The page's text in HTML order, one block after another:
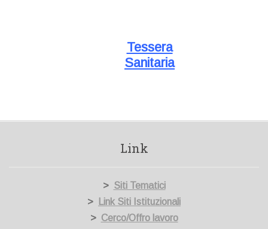
Tessera
Sanitaria
Link
> Siti Tematici
>
Link Siti Istituzionali
> Cerco/Offro lavoro